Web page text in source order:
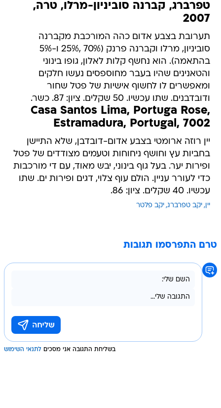
טפרברג, קברנה סוביניון-מרלו, טרה,
2007
תערובת בצבע אדום כהה המורכבת מקברנה
סוביניון, מרלו וקברנה פרנק (70% ,25% ו-5%
בהתאמה). הוא נחשף קלות לאלון, גופו בינוני
והטאנינים שהיו בעבר מחוספסים נעשו חלקים
ומאפשרים לו לחשוף אישיות של פטל שחור
ודובדבנים. שתו עכשיו. 50 שקלים. ציון: 87. כשר.
Casa Santos Lima, Portuga Rose,
Estramadura, Portugal, 7002
יין רוזה ארומטי בצבע אדום-דובדבן, שלא התיישן
בחביות עץ וחושף ניחוחות וטעמים מצודדים של פטל
ופירות יער. בעל גוף בינוני, יבש מאוד, עם די מורכבות
כדי לעורר עניין. הולם עוף צלוי, דגים ופירות ים. שתו
עכשיו. 40 שקלים. ציון: 86.
יין יקב טפרברג יקב פלטר
טרם התפרסמו תגובות
בשליחת התגובה אני מסכים לתנאי השימוש